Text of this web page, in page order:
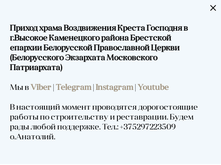
Приход храма Воздвижения Креста Господня в
г.Высокое Каменецкого района Брестской
епархии Белорусской Православной Церкви
(Белорусского Экзархата Московского
Патриархата)
Мы в Viber | Telegram| Instagram| Youtube
В настоящий момент проводятся дорогостоящие
работы по строительству и реставрации. Будем
рады любой поддержке. Тел.: +375297223509
о.Анатолий.